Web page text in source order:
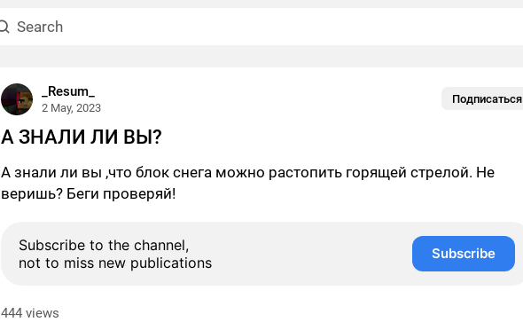
_Resum_
2 May, 2023
Подписаться
А ЗНАЛИ ЛИ ВЫ?
А знали ли вы ,что блок снега можно растопить горящей стрелой. Не
веришь? Беги проверяй!
Subscribe to the channel,
not to miss new publications
Subscribe
444 views